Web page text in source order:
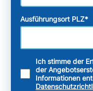
Ausführungsort PLZ*
Ich stimme der
der
Informationen